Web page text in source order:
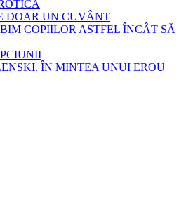
DOAR UN CUVÂNT
COPIILOR ASTFEL ÎNCÂT SĂ
ÎN MINTEA UNUI EROU